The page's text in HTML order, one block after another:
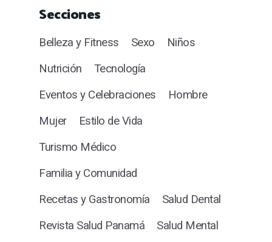
Secciones
Belleza y Fitness Sexo
Niños
Nutrición
Tecnología
Eventos y Celebraciones
Hombre
Mujer
Estilo de Vida
Turismo Médico
Familia y Comunidad
Recetas y Gastronomía
Salud Dental
Revista Salud Panamá
Salud Mental